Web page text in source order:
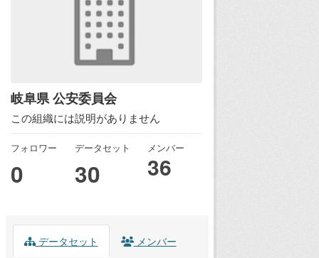
岐阜県 公安委員会
この組織には説明がありません
フォロワー
0
データセット
30
メンバー
36
データセット メンバー